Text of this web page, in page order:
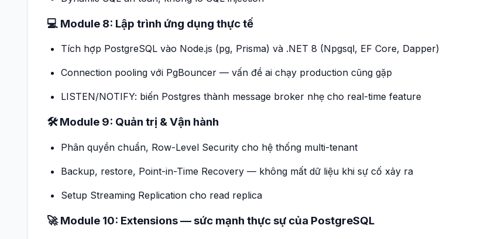
💻 Module 8: Lập trình ứng dụng thực tế
Tích hợp PostgreSQL vào Node.js (pg, Prisma) và .NET 8 (Npgsql, EF Core, Dapper)
Connection pooling với PgBouncer — vấn đề ai chạy production cũng gặp
LISTEN/NOTIFY: biến Postgres thành message broker nhẹ cho real-time feature
🛠️ Module 9: Quản trị & Vận hành
Phân quyền chuẩn, Row-Level Security cho hệ thống multi-tenant
Backup, restore, Point-in-Time Recovery — không mất dữ liệu khi sự cố xảy ra
Setup Streaming Replication cho read replica
🚀 Module 10: Extensions — sức mạnh thực sự của PostgreSQL